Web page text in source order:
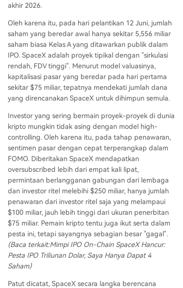
akhir 2026.
Oleh karena itu, pada hari pelantikan 12 Juni, jumlah
saham yang beredar awal hanya sekitar 5,556 miliar
saham biasa Kelas A yang ditawarkan publik dalam
IPO. SpaceX adalah proyek tipikal dengan "sirkulasi
rendah, FDV tinggi". Menurut model valuasinya,
kapitalisasi pasar yang beredar pada hari pertama
sekitar $75 miliar, tepatnya mendekati jumlah dana
yang direncanakan SpaceX untuk dihimpun semula.
Investor yang sering bermain proyek-proyek di dunia
kripto mungkin tidak asing dengan model high-
controlling. Oleh karena itu, pada tahap penawaran,
sentimen pasar dengan cepat terperangkap dalam
FOMO. Diberitakan SpaceX mendapatkan
oversubscribed lebih dari empat kali lipat,
permintaan berlangganan gabungan dari lembaga
dan investor ritel melebihi $250 miliar, hanya jumlah
penawaran dari investor ritel saja yang melampaui
$100 miliar, jauh lebih tinggi dari ukuran penerbitan
$75 miliar. Pemain kripto tentu juga ikut serta dalam
pesta ini, tetapi sayangnya sebagian besar "gagal".
(Baca terkait:Mimpi IPO On-Chain SpaceX Hancur:
Pesta IPO Triliunan Dolar, Saya Hanya Dapat 4
Saham)
Patut dicatat, SpaceX secara langka berencana